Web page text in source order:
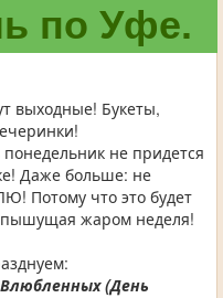
по Уфе.
выходные! Букеты,
не придется
Даже больше: не
Потому что это будет
пышущая жаром неделя!
(День